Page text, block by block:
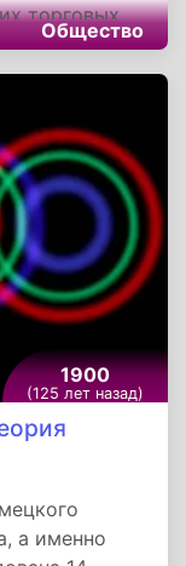
торговых
построен
Общество
1900
(125 лет назад)
а именно